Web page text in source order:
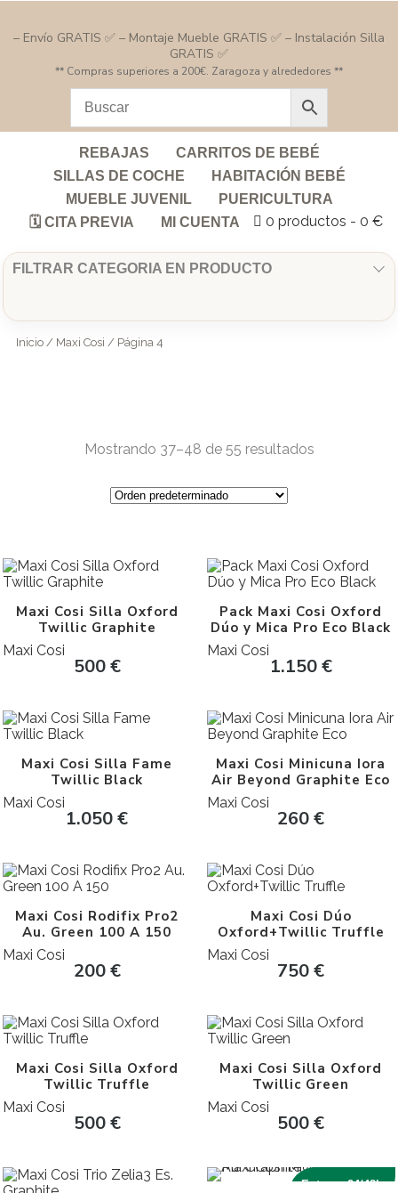
– Envío GRATIS ✅ – Montaje Mueble GRATIS ✅ – Instalación Silla
GRATIS ✅
** Compras superiores a 200€. Zaragoza y alrededores **
REBAJAS
CARRITOS DE BEBÉ
SILLAS DE COCHE
HABITACIÓN BEBÉ
MUEBLE JUVENIL
PUERICULTURA
🗓️ CITA PREVIA
MI CUENTA 0 productos 0 €
FILTRAR CATEGORIA EN PRODUCTO
Inicio / Maxi Cosi / Página 4
Mostrando 37–48 de 55 resultados
Maxi Cosi Silla Oxford
Twillic Graphite
Maxi Cosi
500€
Pack Maxi Cosi Oxford
Dúo y Mica Pro Eco Black
Maxi Cosi
1.150€
Maxi Cosi Silla Fame
Twillic Black
Maxi Cosi
1.050€
Maxi Cosi Minicuna Iora
Air Beyond Graphite Eco
Maxi Cosi
260€
Maxi Cosi Rodifix Pro2
Au. Green 100 A 150
Maxi Cosi
200€
Maxi Cosi Dúo
Oxford+Twillic Truffle
Maxi Cosi
750€
Maxi Cosi Silla Oxford
Twillic Truffle
Maxi Cosi
500€
Maxi Cosi Silla Oxford
Twillic Green
Maxi Cosi
500€
Entrega 24/48h